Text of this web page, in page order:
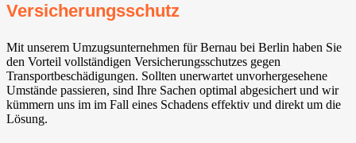
Versicherungsschutz
Mit unserem Umzugsunternehmen für Bernau bei Berlin haben Sie
den Vorteil vollständigen Versicherungsschutzes gegen
Transportbeschädigungen. Sollten unerwartet unvorhergesehene
Umstände passieren, sind Ihre Sachen optimal abgesichert und wir
kümmern uns im im Fall eines Schadens effektiv und direkt um die
Lösung.